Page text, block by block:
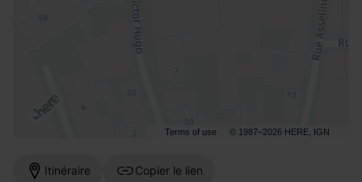
Terms of use © 1987–2026 HERE, IGN
Itinéraire Copier le lien